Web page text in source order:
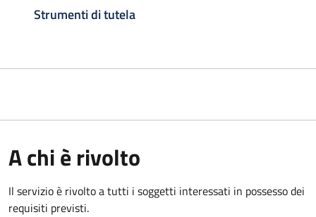
Strumenti di tutela
A chi è rivolto
Il servizio è rivolto a tutti i soggetti interessati in possesso dei
requisiti previsti.